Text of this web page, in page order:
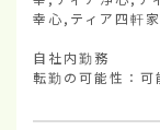
幸心,ティア四軒
自社内勤務
転勤の可能性：可